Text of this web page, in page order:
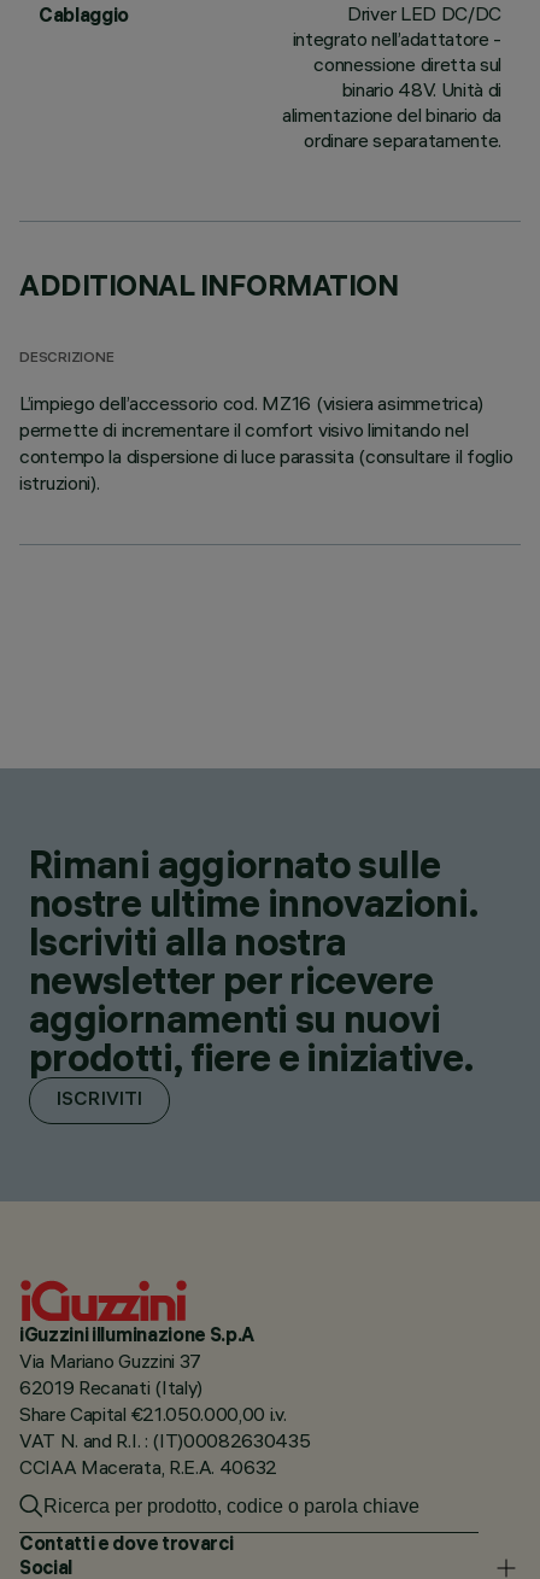
Cablaggio
Driver LED DC/DC
integrato nell’adattatore -
connessione diretta sul
binario 48V. Unità di
alimentazione del binario da
ordinare separatamente.
ADDITIONAL INFORMATION
DESCRIZIONE
L’impiego dell’accessorio cod. MZ16 (visiera asimmetrica)
permette di incrementare il comfort visivo limitando nel
contempo la dispersione di luce parassita (consultare il foglio
istruzioni).
Rimani aggiornato sulle
nostre ultime innovazioni.
Iscriviti alla nostra
newsletter per ricevere
aggiornamenti su nuovi
prodotti, fiere e iniziative.
ISCRIVITI
iGuzzini illuminazione S.p.A
Via Mariano Guzzini 37
62019 Recanati (Italy)
Share Capital €21.050.000,00 i.v.
VAT N. and R.I. : (IT)00082630435
CCIAA Macerata, R.E.A. 40632
Contatti e dove trovarci
Social